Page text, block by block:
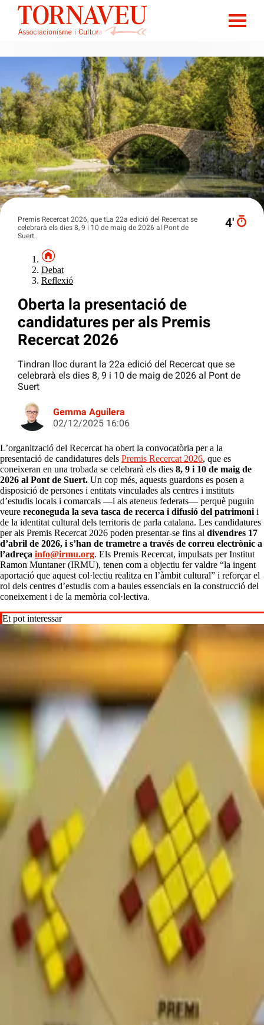
Premis Recercat 2026, que tLa 22a edició del Recercat se
celebrarà els dies 8, 9 i 10 de maig de 2026 al Pont de
Suert.
4′
Debat
Reflexió
Oberta la presentació de
candidatures per als Premis
Recercat 2026
Tindran lloc durant la 22a edició del Recercat que se
celebrarà els dies 8, 9 i 10 de maig de 2026 al Pont de
Suert
Gemma Aguilera
02/12/2025 16:06
L’organització del Recercat ha obert la convocatòria per a la
presentació de candidatures dels Premis Recercat 2026, que es
coneixeran en una trobada se celebrarà els dies 8, 9 i 10 de maig de
2026 al Pont de Suert. Un cop més, aquests guardons es posen a
disposició de persones i entitats vinculades als centres i instituts
d’estudis locals i comarcals —i als ateneus federats— perquè puguin
veure reconeguda la seva tasca de recerca i difusió del patrimonii
de la identitat cultural dels territoris de parla catalana. Les candidatures
per als Premis Recercat 2026 poden presentar-se fins al divendres 17
d’abril de 2026, is’han de trametre a través de correu electrònic a
l’adreça info@irmu.org. Els Premis Recercat, impulsats per Institut
Ramon Muntaner (IRMU), tenen com a objectiu fer valdre “la ingent
aportació que aquest col·lectiu realitza en l’àmbit cultural” i reforçar el
rol dels centres d’estudis com a baules essencials en la construcció del
coneixement i de la memòria col·lectiva.
Et pot interessar